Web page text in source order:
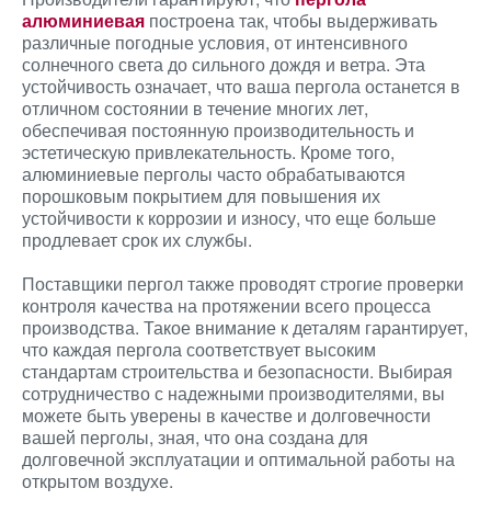
алюминиевая построена так, чтобы выдерживать
различные погодные условия, от интенсивного
солнечного света до сильного дождя и ветра. Эта
устойчивость означает, что ваша пергола останется в
отличном состоянии в течение многих лет,
обеспечивая постоянную производительность и
эстетическую привлекательность. Кроме того,
алюминиевые перголы часто обрабатываются
порошковым покрытием для повышения их
устойчивости к коррозии и износу, что еще больше
продлевает срок их службы.
Поставщики пергол также проводят строгие проверки
контроля качества на протяжении всего процесса
производства. Такое внимание к деталям гарантирует,
что каждая пергола соответствует высоким
стандартам строительства и безопасности. Выбирая
сотрудничество с надежными производителями, вы
можете быть уверены в качестве и долговечности
вашей перголы, зная, что она создана для
долговечной эксплуатации и оптимальной работы на
открытом воздухе.